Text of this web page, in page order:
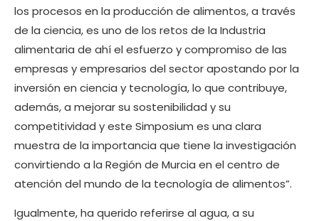
los procesos en la producción de alimentos, a través
de la ciencia, es uno de los retos de la Industria
alimentaria de ahí el esfuerzo y compromiso de las
empresas y empresarios del sector apostando por la
inversión en ciencia y tecnología, lo que contribuye,
además, a mejorar su sostenibilidad y su
competitividad y este Simposium es una clara
muestra de la importancia que tiene la investigación
convirtiendo a la Región de Murcia en el centro de
atención del mundo de la tecnología de alimentos”.
Igualmente, ha querido referirse al agua, a su